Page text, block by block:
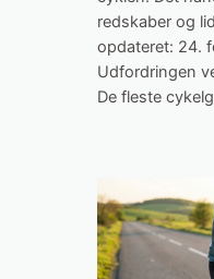
redskaber og
opdateret: 24.
Udfordringen
De fleste